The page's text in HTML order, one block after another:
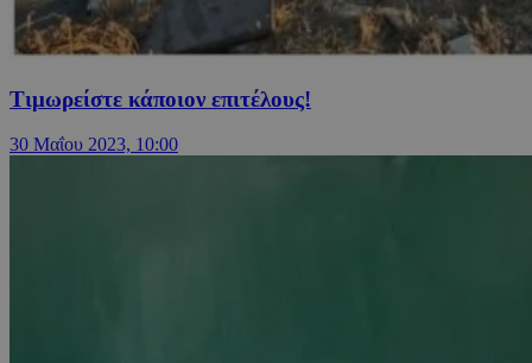
Τιμωρείστε κάποιον επιτέλους!
30 Μαΐου 2023, 10:00